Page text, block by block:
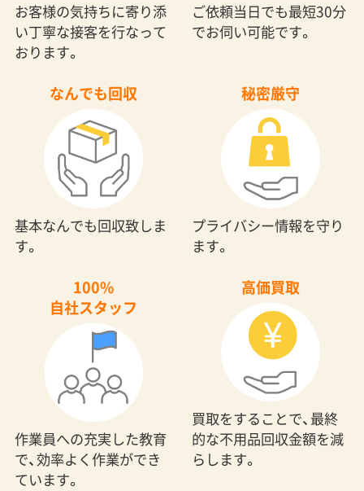
お客様の気持ちに寄り添
い丁寧な接客を行なって
おります。
ご依頼当日でも最短30分
でお伺い可能です。
なんでも回収
基本なんでも回収致しま
す。
秘密厳守
プライバシー情報を守り
ます。
100%
自社スタッフ
作業員への充実した教育
で、効率よく作業ができ
ています。
高価買取
買取をすることで、最終
的な不用品回収金額を減
らします。